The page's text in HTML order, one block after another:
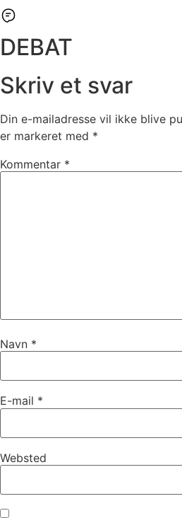
DEBAT
Skriv et svar
Din e-mailadresse vil ikke blive
er markeret med *
Kommentar *
Navn *
E-mail *
Websted